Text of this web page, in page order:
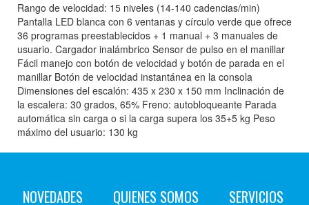
Rango de velocidad: 15 niveles (14-140 cadencias/min)
Pantalla LED blanca con 6 ventanas y círculo verde que ofrece
36 programas preestablecidos + 1 manual + 3 manuales de
usuario. Cargador inalámbrico Sensor de pulso en el manillar
Fácil manejo con botón de velocidad y botón de parada en el
manillar Botón de velocidad instantánea en la consola
Dimensiones del escalón: 435 x 230 x 150 mm Inclinación de
la escalera: 30 grados, 65% Freno: autobloqueante Parada
automática sin carga o si la carga supera los 35+5 kg Peso
máximo del usuario: 130 kg
NOVEDADES QUIENES SOMOS SERVICIOS